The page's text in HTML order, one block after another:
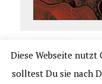
Diese Webseite nutzt
solltest Du sie nach